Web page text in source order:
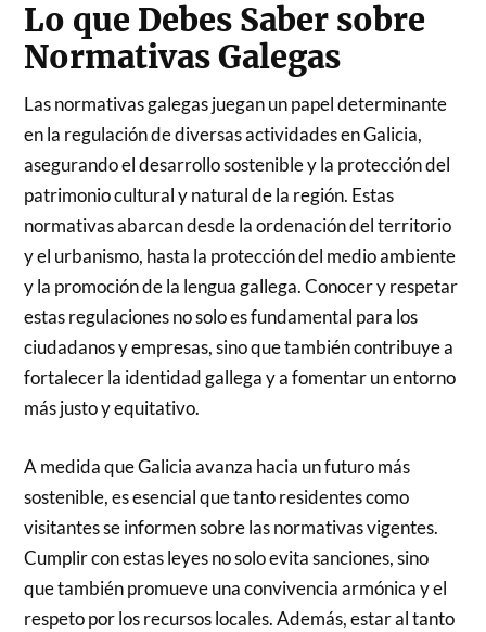
Lo que Debes Saber sobre
Normativas Galegas
Las normativas galegas juegan un papel determinante
en la regulación de diversas actividades en Galicia,
asegurando el desarrollo sostenible y la protección del
patrimonio cultural y natural de la región. Estas
normativas abarcan desde la ordenación del territorio
y el urbanismo, hasta la protección del medio ambiente
y la promoción de la lengua gallega. Conocer y respetar
estas regulaciones no solo es fundamental para los
ciudadanos y empresas, sino que también contribuye a
fortalecer la identidad gallega y a fomentar un entorno
más justo y equitativo.
A medida que Galicia avanza hacia un futuro más
sostenible, es esencial que tanto residentes como
visitantes se informen sobre las normativas vigentes.
Cumplir con estas leyes no solo evita sanciones, sino
que también promueve una convivencia armónica y el
respeto por los recursos locales. Además, estar al tanto